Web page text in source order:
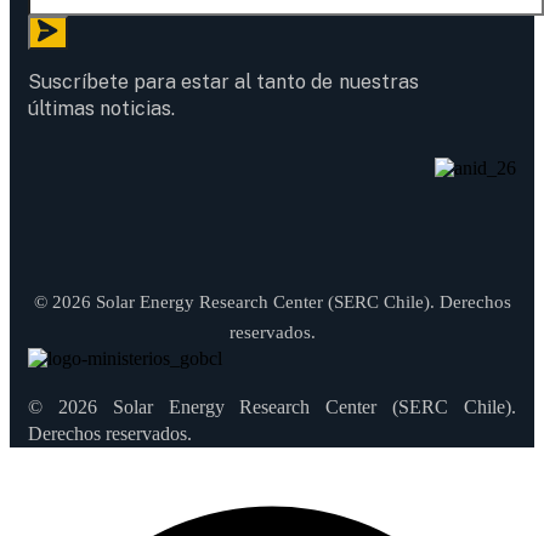
Suscríbete para estar al tanto de nuestras
últimas noticias.
© 2026 Solar Energy Research Center (SERC Chile). Derechos
reservados.
© 2026 Solar Energy Research Center (SERC Chile).
Derechos reservados.